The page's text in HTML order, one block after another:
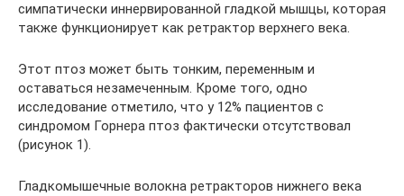
симпатически иннервированной гладкой мышцы, которая
также функционирует как ретрактор верхнего века.
Этот птоз может быть тонким, переменным и
оставаться незамеченным. Кроме того, одно
исследование отметило, что у 12% пациентов с
синдромом Горнера птоз фактически отсутствовал
(рисунок 1).
Гладкомышечные волокна ретракторов нижнего века